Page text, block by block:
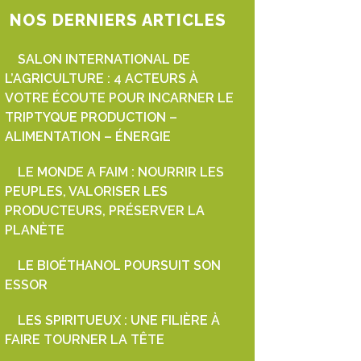
NOS DERNIERS ARTICLES
SALON INTERNATIONAL DE
L’AGRICULTURE : 4 ACTEURS À
VOTRE ÉCOUTE POUR INCARNER LE
TRIPTYQUE PRODUCTION –
ALIMENTATION – ÉNERGIE
LE MONDE A FAIM : NOURRIR LES
PEUPLES, VALORISER LES
PRODUCTEURS, PRÉSERVER LA
PLANÈTE
LE BIOÉTHANOL POURSUIT SON
ESSOR
LES SPIRITUEUX : UNE FILIÈRE À
FAIRE TOURNER LA TÊTE